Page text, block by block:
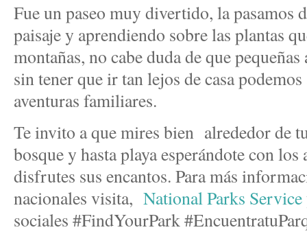
Fue un paseo muy divertido, la pasamos
paisaje y aprendiendo sobre las plantas
montañas, no cabe duda de que
sin tener que ir tan lejos de casa
aventuras familiares.
Te invito a que mires bien alrededor de
bosque y hasta playa esperándote con
disfrutes sus encantos. Para más
nacionales visita, National Parks Service
sociales #FindYourPark